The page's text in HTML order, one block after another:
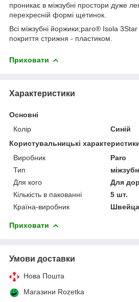
проникає в міжзубні простори дуже
перехресній формі щетинок.
Всі міжзубні йоржики;paro® Isola
покриття стрижня - пластиком.
Приховати
Характеристики
Основні
Колір
Синій
Користувальницькі
Виробник
Paro
Тип
Для кого
Для
Кількість в пакованні
5 шт.
Країна-виробник
Приховати
Умови доставки
Нова Пошта
Магазини Rozetka